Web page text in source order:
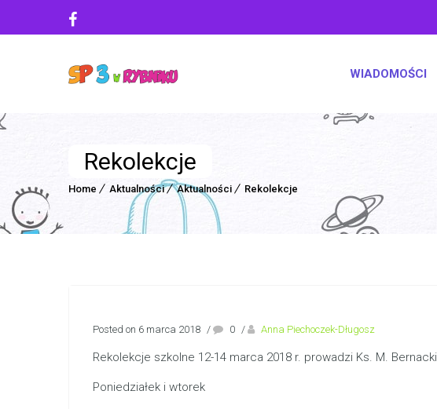
WIADOMOŚCI
Rekolekcje
Home Aktualności Aktualności Rekolekcje
Posted on 6 marca 2018 / 0 / Anna Piechoczek-Długosz
Rekolekcje szkolne 12-14 marca 2018 r. prowadzi Ks. M. Bernacki
Poniedziałek i wtorek